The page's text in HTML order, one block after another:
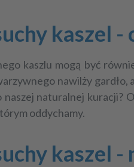
kaszel -
kaszlu mogą być
nawilży
naszej naturalnej kuracji?
oddychamy.
kaszel